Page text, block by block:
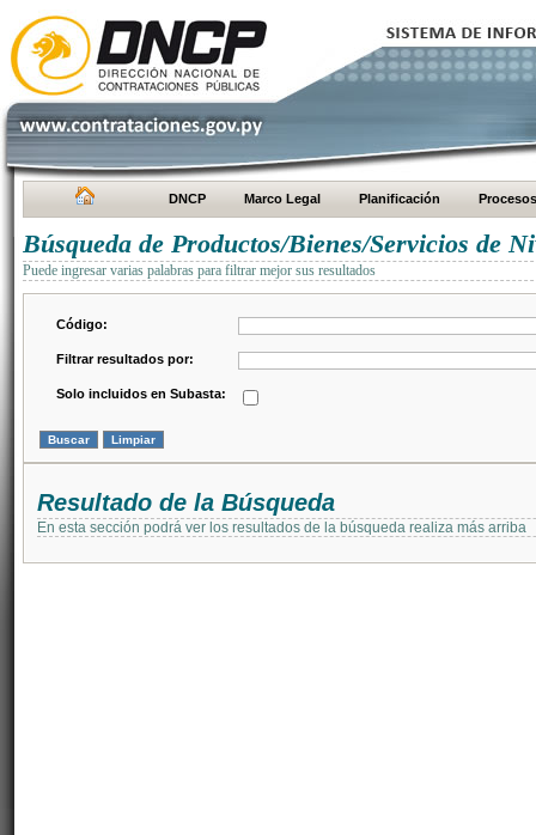
DNCP Marco Legal Planificación Procesos
Búsqueda de Productos/Bienes/Servicios de
Puede ingresar varias palabras para filtrar mejor sus resultados
Código:
Filtrar resultados por:
Solo incluidos en Subasta:
Resultado de la Búsqueda
En esta sección podrá ver los resultados de la búsqueda realiza más arriba